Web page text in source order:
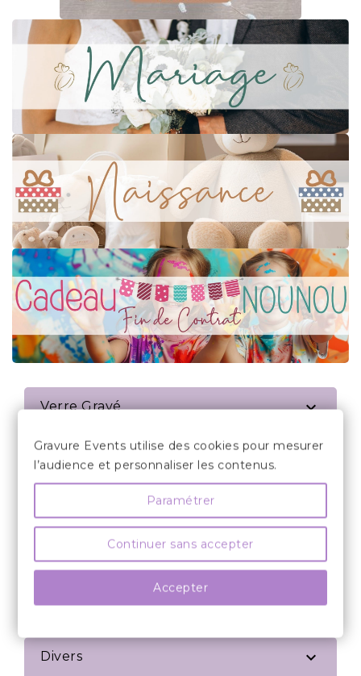
Verre Gravé 
Décoration De Table
Cadeau Pour... 
Espace Professionnels 
Divers 
Gravure Events utilise des cookies pour mesurer
l’audience et personnaliser les contenus.
Paramétrer
Continuer sans accepter
Accepter